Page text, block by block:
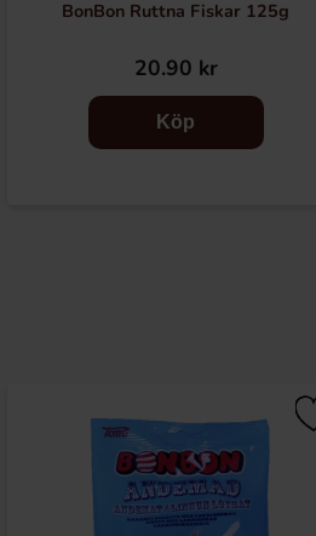
BonBon Ruttna Fiskar 125g
20.90 kr
Köp